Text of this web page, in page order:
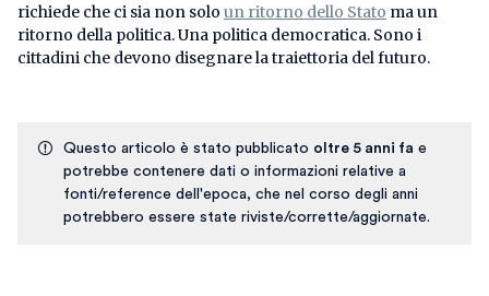
richiede che ci sia non solo un ritorno dello Stato ma un
ritorno della politica. Una politica democratica. Sono i
cittadini che devono disegnare la traiettoria del futuro.
Questo articolo è stato pubblicato oltre 5 anni fa e
potrebbe contenere dati o informazioni relative a
fonti/reference dell'epoca, che nel corso degli anni
potrebbero essere state riviste/corrette/aggiornate.